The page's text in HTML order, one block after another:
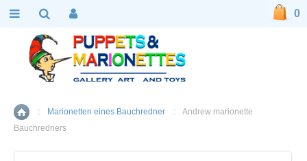
Home
:: Marionetten eines Bauchredner ::
Andrew marionette
Bauchredners
0